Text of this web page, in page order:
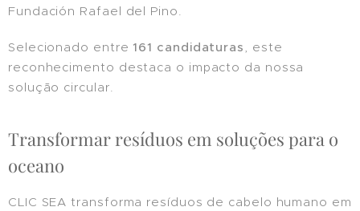
Fundación Rafael del Pino.
Selecionado entre 161 candidaturas, este
reconhecimento destaca o impacto da nossa
solução circular.
Transformar resíduos em soluções para o
oceano
CLIC SEA transforma resíduos de cabelo humano em